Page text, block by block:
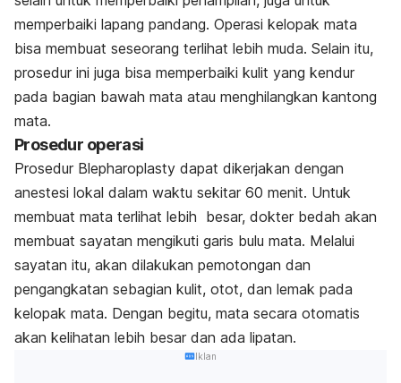
memperbaiki lapang pandang. Operasi kelopak mata
bisa membuat seseorang terlihat lebih muda. Selain itu,
prosedur ini juga bisa memperbaiki kulit yang kendur
pada bagian bawah mata atau menghilangkan kantong
mata.
Prosedur operasi
Prosedur Blepharoplasty dapat dikerjakan dengan
anestesi lokal dalam waktu sekitar 60 menit. Untuk
membuat mata terlihat lebih besar, dokter bedah akan
membuat sayatan mengikuti garis bulu mata. Melalui
sayatan itu, akan dilakukan pemotongan dan
pengangkatan sebagian kulit, otot, dan lemak pada
kelopak mata. Dengan begitu, mata secara otomatis
akan kelihatan lebih besar dan ada lipatan.
Iklan